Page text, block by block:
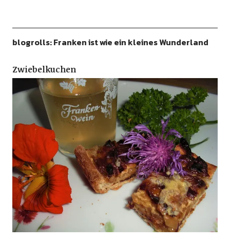
blogrolls: Franken ist wie ein kleines Wunderland
Zwiebelkuchen